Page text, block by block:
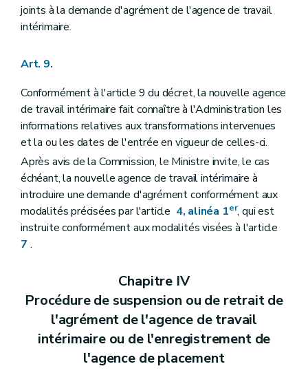
joints à la demande d'agrément de l'agence de travail
intérimaire.
Art. 9.
Conformément à l'article 9 du décret, la nouvelle agence
de travail intérimaire fait connaître à l'Administration les
informations relatives aux transformations intervenues
et la ou les dates de l'entrée en vigueur de celles-ci.
Après avis de la Commission, le Ministre invite, le cas
échéant, la nouvelle agence de travail intérimaire à
introduire une demande d'agrément conformément aux
modalités précisées par l'article 4, alinéa 1er, qui est
instruite conformément aux modalités visées à l'article
7 .
Chapitre IV
Procédure de suspension ou de retrait de
l'agrément de l'agence de travail
intérimaire ou de l'enregistrement de
l'agence de placement